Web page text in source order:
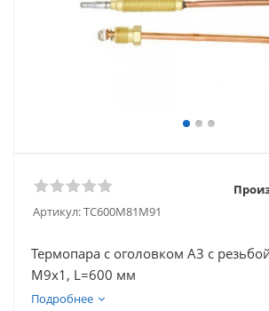
Артикул:TC600M81M91
Термопара c оголовком А3 с
М9х1, L=600 мм
Подробнее